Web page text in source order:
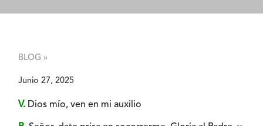
BLOG »
Junio 27, 2025
V. Dios mío, ven en mi auxilio